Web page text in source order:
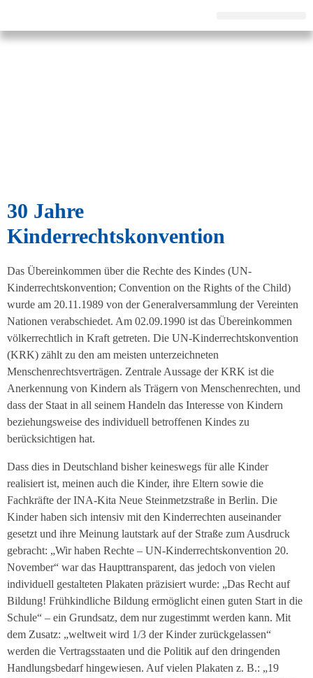
Pestalozzi-Fröbel-Verband e.V.
Fachverband für Kindheit und Bildung
30 Jahre
Kinderrechtskonvention
Das Übereinkommen über die Rechte des Kindes (UN-
Kinderrechtskonvention; Convention on the Rights of the Child)
wurde am 20.11.1989 von der Generalversammlung der Vereinten
Nationen verabschiedet. Am 02.09.1990 ist das Übereinkommen
völkerrechtlich in Kraft getreten. Die UN-Kinderrechtskonvention
(KRK) zählt zu den am meisten unterzeichneten
Menschenrechtsverträgen. Zentrale Aussage der KRK ist die
Anerkennung von Kindern als Trägern von Menschenrechten, und
dass der Staat in all seinem Handeln das Interesse von Kindern
beziehungsweise des individuell betroffenen Kindes zu
berücksichtigen hat.
Dass dies in Deutschland bisher keineswegs für alle Kinder
realisiert ist, meinen auch die Kinder, ihre Eltern sowie die
Fachkräfte der INA-Kita Neue Steinmetzstraße in Berlin. Die
Kinder haben sich intensiv mit den Kinderrechten auseinander
gesetzt und ihre Meinung lautstark auf der Straße zum Ausdruck
gebracht: „Wir haben Rechte – UN-Kinderrechtskonvention 20.
November“ war das Haupttransparent, das jedoch von vielen
individuell gestalteten Plakaten präzisiert wurde: „Das Recht auf
Bildung! Frühkindliche Bildung ermöglicht einen guten Start in die
Schule“ – ein Grundsatz, dem nur zugestimmt werden kann. Mit
dem Zusatz: „weltweit wird 1/3 der Kinder zurückgelassen“
werden die Vertragsstaaten und die Politik auf den dringenden
Handlungsbedarf hingewiesen. Auf vielen Plakaten z. B.: „19